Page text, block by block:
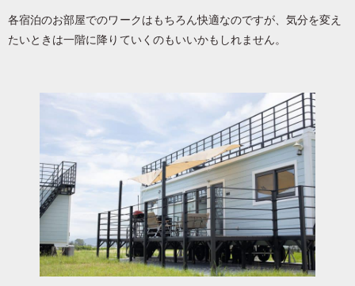
各宿泊のお部屋でのワークはもちろん快適なのですが、気分を変え
たいときは一階に降りていくのもいいかもしれません。